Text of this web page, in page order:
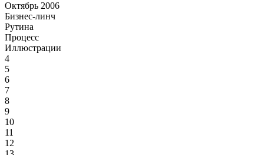
Октябрь 2006
Бизнес-линч
Рутина
Процесс
Иллюстрации
4
5
6
7
8
9
10
11
12